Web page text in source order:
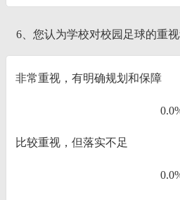
6、您认为学校对校园足球的重
非常重视，有明确规划和保障
比较重视，但落实不足